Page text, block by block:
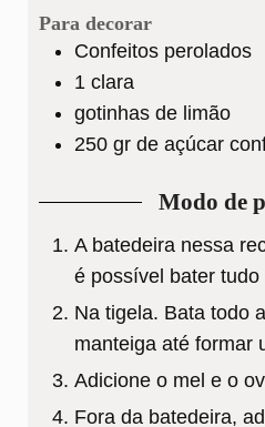
Para decorar
Confeitos perolados
1 clara
gotinhas de limão
250 gr de açúcar
Modo de
A batedeira nessa
é possível bater
Na tigela. Bata todo
manteiga até formar
Adicione o mel e o
Fora da batedeira,